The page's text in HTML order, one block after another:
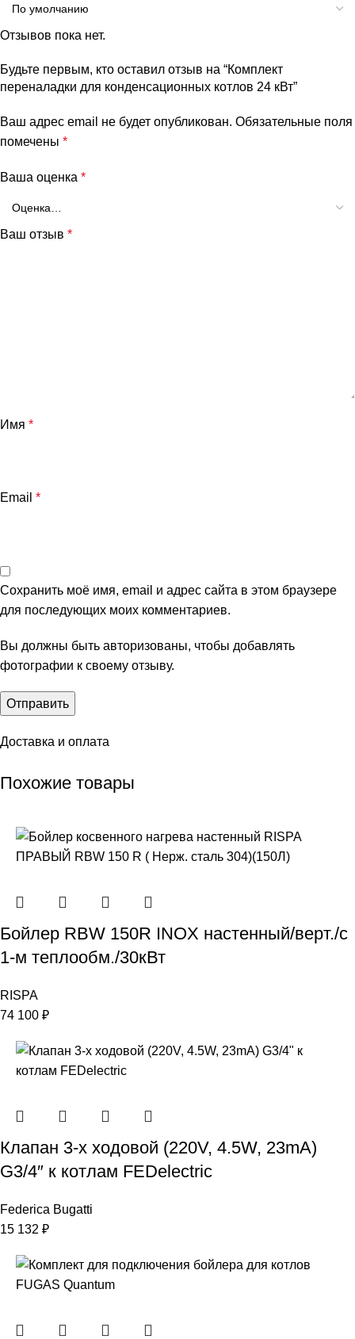
Отзывов пока нет.
Будьте первым, кто оставил отзыв на “Комплект
переналадки для конденсационных котлов 24 кВт”
Ваш адрес email не будет опубликован. Обязательные поля
помечены *
Ваша оценка *
Ваш отзыв *
Имя *
Email *
Сохранить моё имя, email и адрес сайта в этом браузере
для последующих моих комментариев.
Вы должны быть авторизованы, чтобы добавлять
фотографии к своему отзыву.
Доставка и оплата
Похожие товары
Бойлер RBW 150R INOX настенный/верт./с
1-м теплообм./30кВт
RISPA
74 100 ₽
Клапан 3-х ходовой (220V, 4.5W, 23mA)
G3/4″ к котлам FEDelectric
Federica Bugatti
15 132 ₽